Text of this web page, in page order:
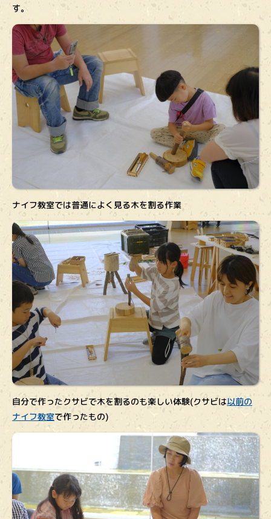
す。
ナイフ教室では普通によく見る木を割る作業
自分で作ったクサビで木を割るのも楽しい体験(クサビは以前の
ナイフ教室で作ったもの)